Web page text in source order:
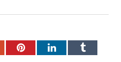
PinterestLinkedInTumblr